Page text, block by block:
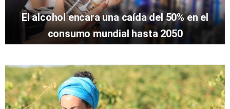
El alcohol encara una caída del 50% en el
consumo mundial hasta 2050